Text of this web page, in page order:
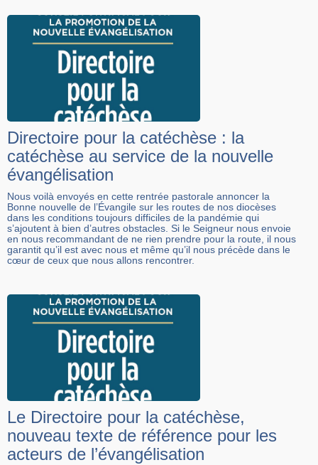
Directoire pour la catéchèse : la
catéchèse au service de la nouvelle
évangélisation
Nous voilà envoyés en cette rentrée pastorale annoncer la
Bonne nouvelle de l’Évangile sur les routes de nos diocèses
dans les conditions toujours difficiles de la pandémie qui
s’ajoutent à bien d’autres obstacles. Si le Seigneur nous envoie
en nous recommandant de ne rien prendre pour la route, il nous
garantit qu’il est avec nous et même qu’il nous précède dans le
cœur de ceux que nous allons rencontrer.
Le Directoire pour la catéchèse,
nouveau texte de référence pour les
acteurs de l’évangélisation